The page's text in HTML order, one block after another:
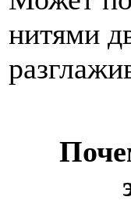
нитями